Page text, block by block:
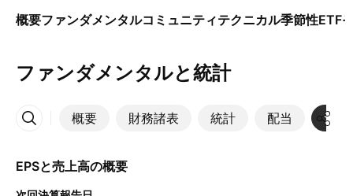
概要ファンダメンタルコミュニティテクニカル季節性ETF
ファンダメンタルと統計
概要 財務諸表 統計 配当 決算
その他
EPSと売上高の概要